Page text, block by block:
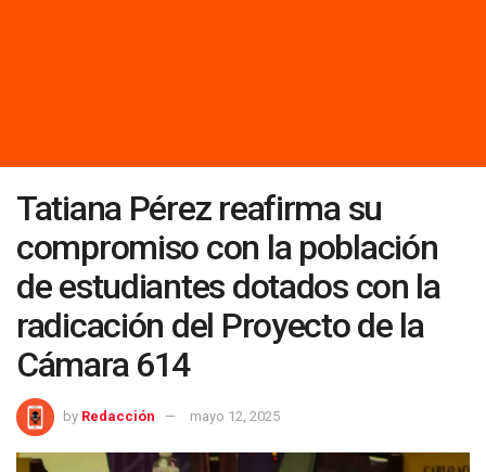
Tatiana Pérez reafirma su
compromiso con la población
de estudiantes dotados con la
radicación del Proyecto de la
Cámara 614
by Redacción mayo 12, 2025